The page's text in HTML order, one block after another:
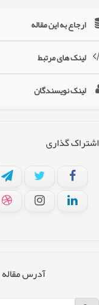
ارجاع به این مقاله
لینک های مرتبط
لینک نویسندگان
اشتراک گذاری
آدرس مقاله